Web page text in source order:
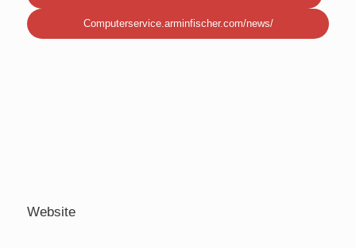
Computerservice.arminfischer.com/news/
Website